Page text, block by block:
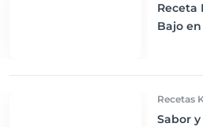
Receta
Bajo
Recetas
Sabor